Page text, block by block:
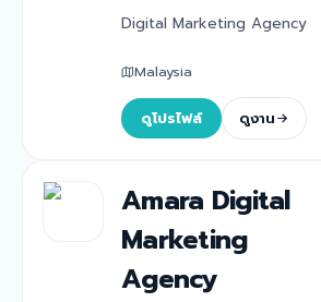
Digital Marketing Agency
Malaysia
ดูโปรไฟล์ ดูงาน
Amara Digital
Marketing
Agency